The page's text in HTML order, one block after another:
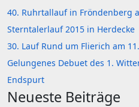
40. Ruhrtallauf in Fröndenberg
Sterntalerlauf 2015 in Herdecke
30. Lauf Rund um Flierich am
Gelungenes Debuet des 1.
Endspurt
Neueste Beiträge